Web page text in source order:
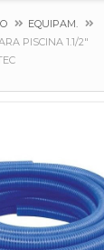
EQUIPAM.
PISCINA 1.1/2"